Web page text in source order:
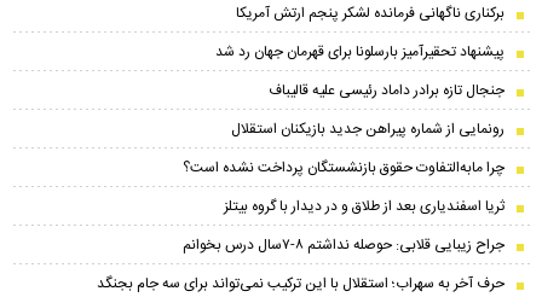
برکناری ناگهانی فرمانده لشکر پنجم ارتش آمریکا
پیشنهاد تحقیرآمیز بارسلونا برای قهرمان جهان رد شد
جنجال تازه برادر داماد رئیسی علیه قالیباف
رونمایی از شماره پیراهن جدید بازیکنان استقلال
چرا مابه‌التفاوت حقوق بازنشستگان پرداخت نشده است؟
ثریا اسفندیاری بعد از طلاق و در دیدار با گروه بیتلز
جراح زیبایی قلابی: حوصله نداشتم ۸-۷سال درس بخوانم
حرف آخر به سهراب؛ استقلال با این ترکیب نمی‌تواند برای سه جام بجنگد